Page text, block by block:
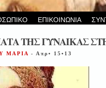
ΕΠΙΚΟΙΝΩΝΙΑ
ΤΗΣ ΓΥΝΑΙΚΑΣ
ΜΑΡΙΑ - Απρ• 15•13